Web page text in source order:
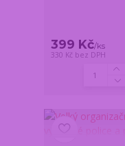
399 Kč/ks
330 Kč bez DPH